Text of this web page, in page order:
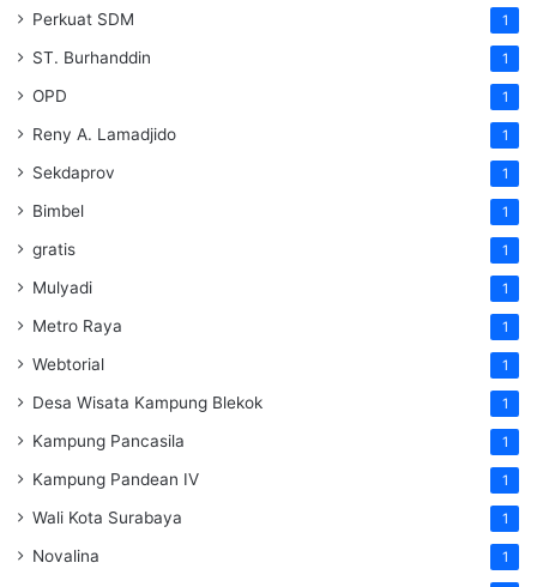
Perkuat SDM 1
ST. Burhanddin 1
OPD 1
Reny A. Lamadjido 1
Sekdaprov 1
Bimbel 1
gratis 1
Mulyadi 1
Metro Raya 1
Webtorial 1
Desa Wisata Kampung Blekok 1
Kampung Pancasila 1
Kampung Pandean IV 1
Wali Kota Surabaya 1
Novalina 1